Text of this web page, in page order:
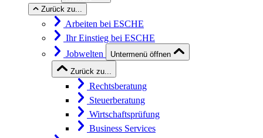
Zurück zu...
Arbeiten bei ESCHE
Ihr Einstieg bei ESCHE
Jobwelten
Untermenü öffnen
Zurück zu...
Rechtsberatung
Steuerberatung
Wirtschaftsprüfung
Business Services